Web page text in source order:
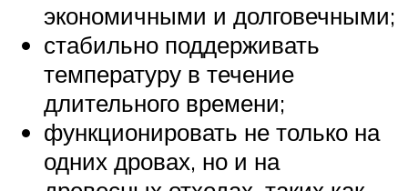
экономичными и долговечными;
стабильно поддерживать
температуру в течение
длительного времени;
функционировать не только на
одних дровах, но и на